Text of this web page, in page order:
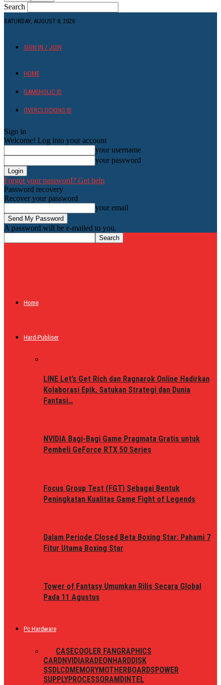
Search
SATURDAY, AUGUST 8, 2026
SIGN IN / JOIN
HOME
GAMEHOLIC.ID
OVERCLOCKING ID
Sign in
Welcome! Log into your account
your username
your password
Forgot your password? Get help
Password recovery
Recover your password
your email
A password will be e-mailed to you.
Home
Hard-Publiser
LINE Let’s Get Rich dan Ragnarok Online Hadirkan
Kolaborasi Epik, Satukan Strategi dan Dunia
Fantasi…
NVIDIA Bagi-Bagi Game Pragmata Gratis untuk
Pembeli GeForce RTX 50 Series
Focus Group Test (FGT) Sebagai Bentuk
Peningkatan Kualitas Game Fight of Legends
Dalam Periode Closed Beta Boxing Star: Pahami 7
Fitur Utama Boxing Star
Tower of Fantasy Umumkan Rilis Secara Global
Pada 11 Agustus
Pc Hardware
CASECOOLER FAN GRAPHICS
CARDNVIDIARADEON HARDDISK
SSDLCDMEMORYMOTHERBOARDSPOWER
SUPPLYPROCESSORAMD INTEL